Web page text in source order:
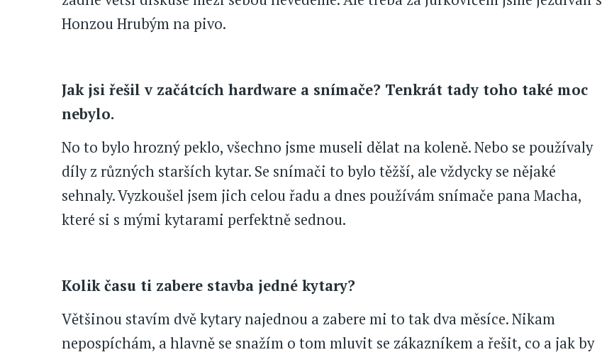
Honzou Hrubým na pivo.
Jak jsi řešil v začátcích hardware a snímače? Tenkrát tady toho také moc
nebylo.
No to bylo hrozný peklo, všechno jsme museli dělat na koleně. Nebo se používaly
díly z různých starších kytar. Se snímači to bylo těžší, ale vždycky se nějaké
sehnaly. Vyzkoušel jsem jich celou řadu a dnes používám snímače pana Macha,
které si s mými kytarami perfektně sednou.
Kolik času ti zabere stavba jedné kytary?
Většinou stavím dvě kytary najednou a zabere mi to tak dva měsíce. Nikam
nepospíchám, a hlavně se snažím o tom mluvit se zákazníkem a řešit, co a jak by